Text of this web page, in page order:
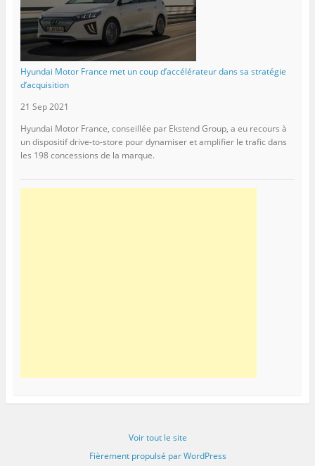
Hyundai Motor France met un coup d’accélérateur dans sa stratégie
d’acquisition
21 Sep 2021
Hyundai Motor France, conseillée par Ekstend Group, a eu recours à
un dispositif drive-to-store pour dynamiser et amplifier le trafic dans
les 198 concessions de la marque.
Voir tout le site
Fièrement propulsé par WordPress